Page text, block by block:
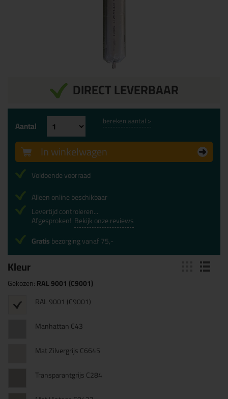
DIRECT LEVERBAAR
Kleur
Gekozen:RAL 9001 (C9001)
RAL 9001 (C9001)
Manhattan C43
Mat Zilvergrijs C6645
Transparantgrijs C284
Aantal bereken aantal >
In winkelwagen
Voldoende voorraad
Alleen online beschikbaar
Levertijd controleren...
Afgesproken! Bekijk onze reviews
Gratisbezorging vanaf 75,-